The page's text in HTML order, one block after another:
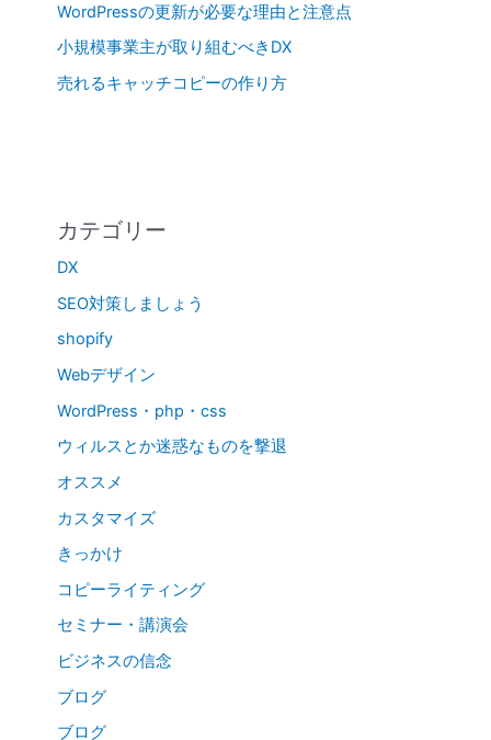
WordPressの更新が必要な理由と注意点
小規模事業主が取り組むべきDX
売れるキャッチコピーの作り方
カテゴリー
DX
SEO対策しましょう
shopify
Webデザイン
WordPress・php・css
ウィルスとか迷惑なものを撃退
オススメ
カスタマイズ
きっかけ
コピーライティング
セミナー・講演会
ビジネスの信念
ブログ
ブログ